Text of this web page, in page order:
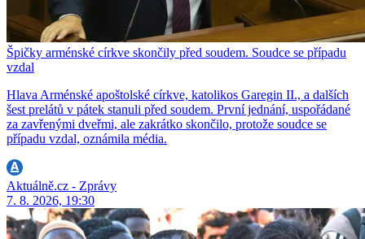
Špičky arménské církve skončily před soudem. Soudce se případu
vzdal
Hlava Arménské apoštolské církve, katolikos Garegin II., a dalších
šest prelátů v pátek stanuli před soudem. První jednání, uspořádané
za zavřenými dveřmi, ale zakrátko skončilo, protože soudce se
případu vzdal, oznámila média.
Aktuálně.cz - Zprávy
7. 8. 2026, 19:30